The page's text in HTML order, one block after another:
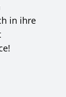
in ihre